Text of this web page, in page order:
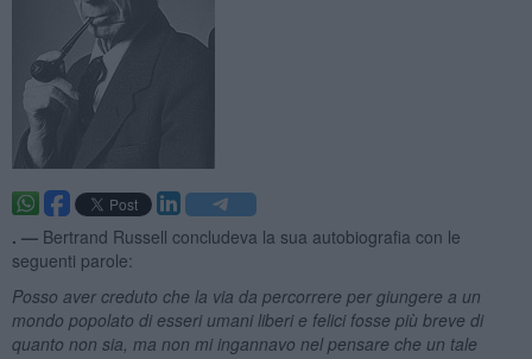
. — Bertrand Russell concludeva la sua autobiografia con le
seguenti parole:
Posso aver creduto che la via da percorrere per giungere a un
mondo popolato di esseri umani liberi e felici fosse più breve di
quanto non sia, ma non mi ingannavo nel pensare che un tale